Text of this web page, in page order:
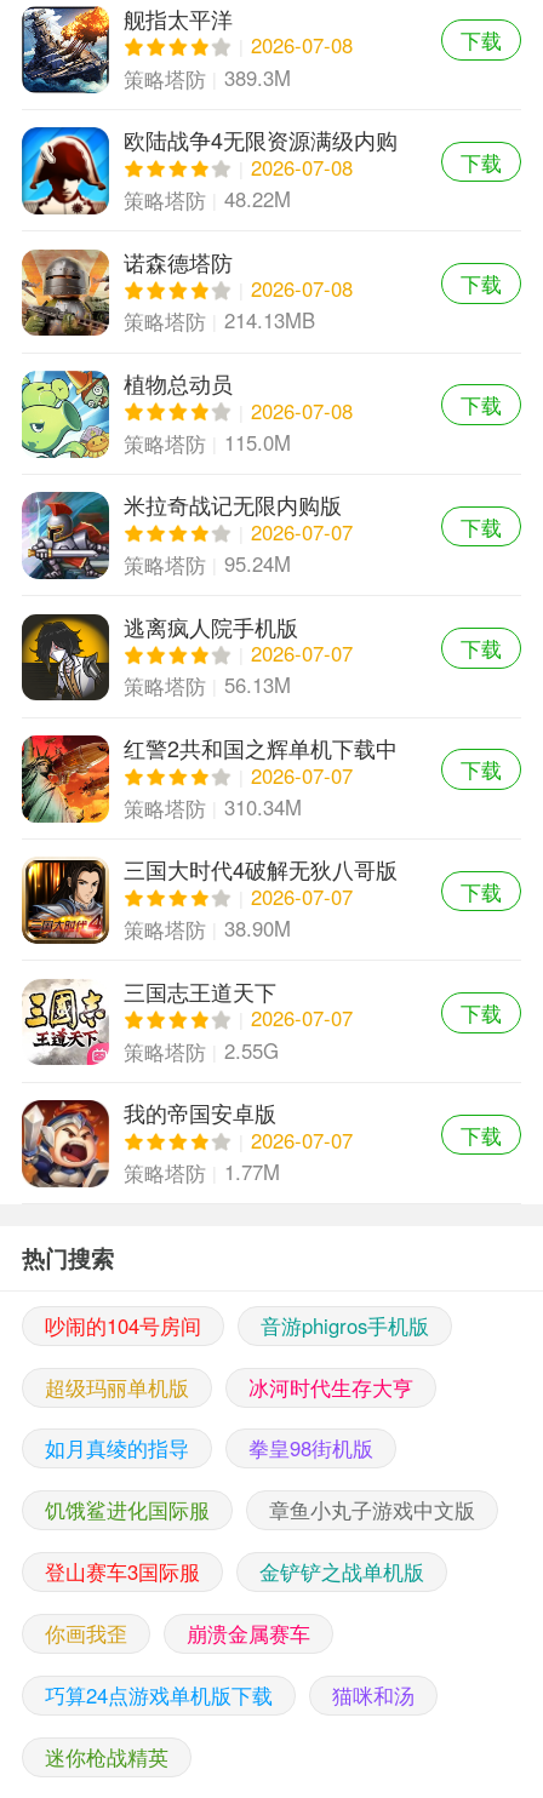
舰指太平洋
2026-07-08
策略塔防
389.3M
下载
欧陆战争4无限资源满级内购
版
2026-07-08
策略塔防
48.22M
下载
诺森德塔防
2026-07-08
策略塔防
214.13MB
下载
植物总动员
2026-07-08
策略塔防
115.0M
下载
米拉奇战记无限内购版
2026-07-07
策略塔防
95.24M
下载
逃离疯人院手机版
2026-07-07
策略塔防
56.13M
下载
红警2共和国之辉单机下载中
文版
2026-07-07
策略塔防
310.34M
下载
三国大时代4破解无狄八哥版
2026-07-07
策略塔防
38.90M
下载
三国志王道天下
2026-07-07
策略塔防
2.55G
下载
我的帝国安卓版
2026-07-07
策略塔防
1.77M
下载
热门搜索
吵闹的104号房间 音游phigros手机版
超级玛丽单机版 冰河时代生存大亨
如月真绫的指导 拳皇98街机版
饥饿鲨进化国际服 章鱼小丸子游戏中文版
登山赛车3国际服 金铲铲之战单机版
你画我歪 崩溃金属赛车
巧算24点游戏单机版下载 猫咪和汤
迷你枪战精英